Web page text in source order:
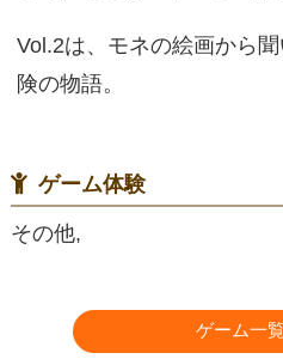
Vol.2は、モネの絵画から
険の物語。
ゲーム体験
その他,
ゲーム一